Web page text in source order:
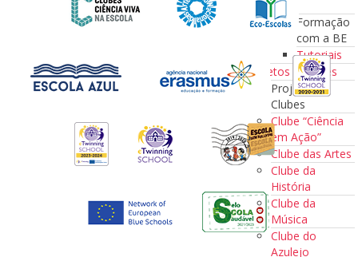
a BE
Formação
com a BE
Tutoriais
Projetos e Clubes
Projetos e
Clubes
Clube “Ciência
em Ação”
Clube das Artes
Clube da
História
Clube da
Música
Clube do
Azulejo